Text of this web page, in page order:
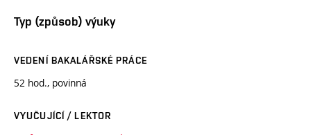
Typ (způsob) výuky
VEDENÍ BAKALÁŘSKÉ PRÁCE
52 hod., povinná
VYUČUJÍCÍ / LEKTOR